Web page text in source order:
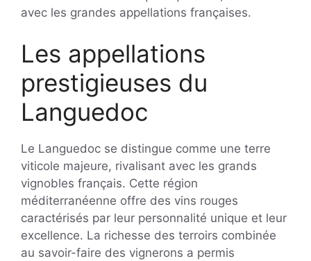
avec les grandes appellations françaises.
Les appellations
prestigieuses du
Languedoc
Le Languedoc se distingue comme une terre
viticole majeure, rivalisant avec les grands
vignobles français. Cette région
méditerranéenne offre des vins rouges
caractérisés par leur personnalité unique et leur
excellence. La richesse des terroirs combinée
au savoir-faire des vignerons a permis